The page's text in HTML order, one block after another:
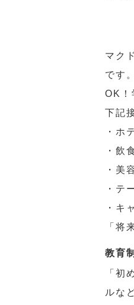
マク
です
OK！
下記
・ホ
・飲
・美
・テ
・キ
「将
教育
「初
ルな